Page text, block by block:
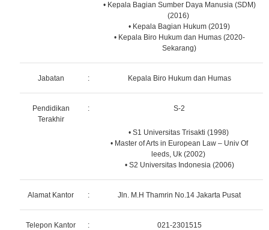
• Kepala Bagian Sumber Daya Manusia (SDM)
(2016)
• Kepala Bagian Hukum (2019)
• Kepala Biro Hukum dan Humas (2020-
Sekarang)
Jabatan : Kepala Biro Hukum dan Humas
Pendidikan
Terakhir
: S-2
• S1 Universitas Trisakti (1998)
• Master of Arts in European Law – Univ Of
leeds, Uk (2002)
• S2 Universitas Indonesia (2006)
Alamat Kantor : Jln. M.H Thamrin No.14 Jakarta Pusat
Telepon Kantor : 021-2301515